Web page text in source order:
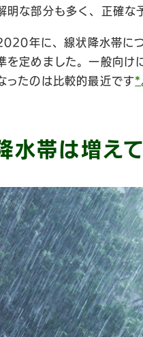
明な部分も多く、正確な
年に、線状降水帯に
を定めました。一般向
ったのは比較的最近です*
水帯は増え